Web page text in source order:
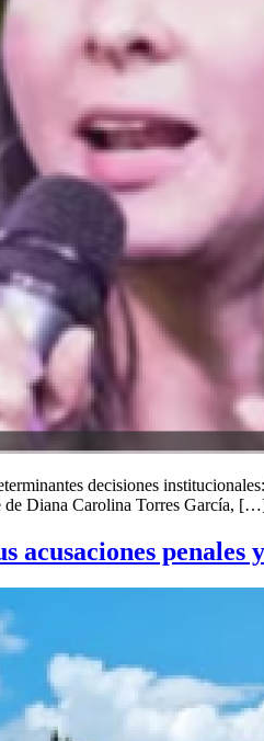
decisiones
de Diana Carolina Torres García,
penales